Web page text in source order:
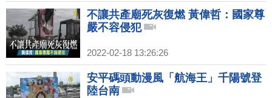
不讓共產廟死灰復燃 黃偉哲：國家尊
嚴不容侵犯
2022-02-18 13:26:26
安平碼頭動漫風「航海王」千陽號登
陸台南